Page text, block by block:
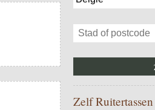
Zelf